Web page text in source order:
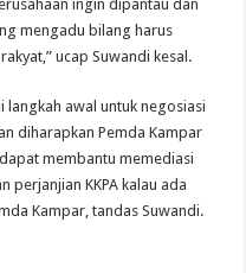
ingin dipantau dan
mengadu bilang harus
ucap Suwandi kesal.
langkah awal untuk negosiasi
diharapkan Pemda Kampar
membantu memediasi
perjanjian KKPA kalau ada
Kampar, tandas Suwandi.